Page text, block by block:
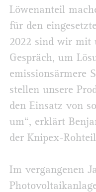
Löwenanteil
für den
2022 sind wir mit
Gespräch, um
emissionsärmere
stellen unsere
den Einsatz von
um“, erklärt
der Knipex-
Im vergangenen